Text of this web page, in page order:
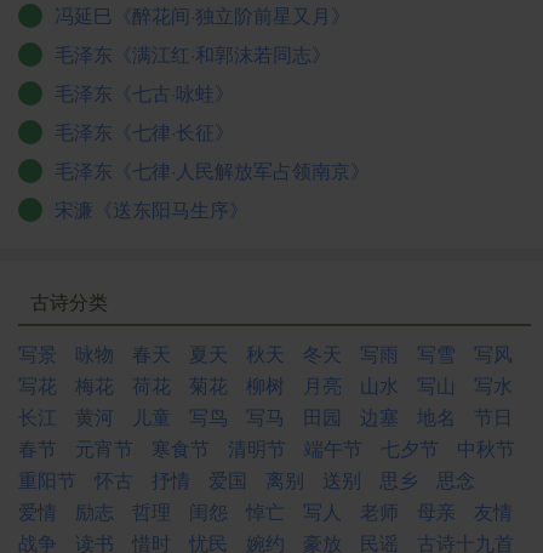
冯延巳《醉花间·独立阶前星又月》
毛泽东《满江红·和郭沫若同志》
毛泽东《七古·咏蛙》
毛泽东《七律·长征》
毛泽东《七律·人民解放军占领南京》
宋濂《送东阳马生序》
古诗分类
写景
咏物 春天 夏天 秋天 冬天 写雨 写雪
写风
写花
梅花 荷花 菊花 柳树 月亮 山水 写山
写水
长江
黄河 儿童 写鸟 写马 田园 边塞 地名
节日
春节
元宵节 寒食节 清明节 端午节 七夕节
中秋节
重阳节
怀古 抒情 爱国 离别 送别 思乡
思念
爱情
励志 哲理 闺怨 悼亡 写人 老师 母亲
友情
战争
读书 惜时 忧民 婉约 豪放 民谣
古诗十九首